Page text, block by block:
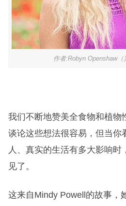
作者:Robyn Openshaw（
我们不断地赞美全食物和植物
谈论这些想法很容易，但当你
人、真实的生活有多大影响时
见了。
这来自Mindy Powell的故事，